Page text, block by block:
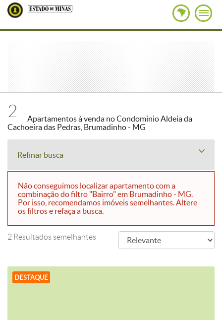
2
Apartamentos à venda no Condominio Aldeia da
Cachoeira das Pedras, Brumadinho - MG
Refinar busca
Não conseguimos localizar apartamento com a
combinação do filtro "Bairro" em Brumadinho - MG.
Por isso, recomendamos imóveis semelhantes. Altere
os filtros e refaça a busca.
2 Resultados semelhantes
DESTAQUE